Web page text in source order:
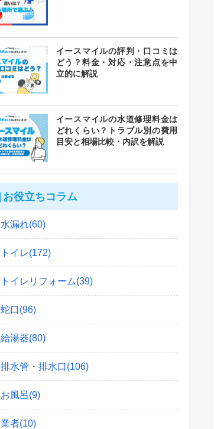
イースマイルの評判・口コミは
どう？料金・対応・注意点を中
立的に解説
イースマイルの水道修理料金は
どれくらい？トラブル別の費用
目安と相場比較・内訳を解説
お役立ちコラム
水漏れ(60)
トイレ(172)
トイレリフォーム(39)
蛇口(96)
給湯器(80)
排水管・排水口(106)
お風呂(9)
業者(10)